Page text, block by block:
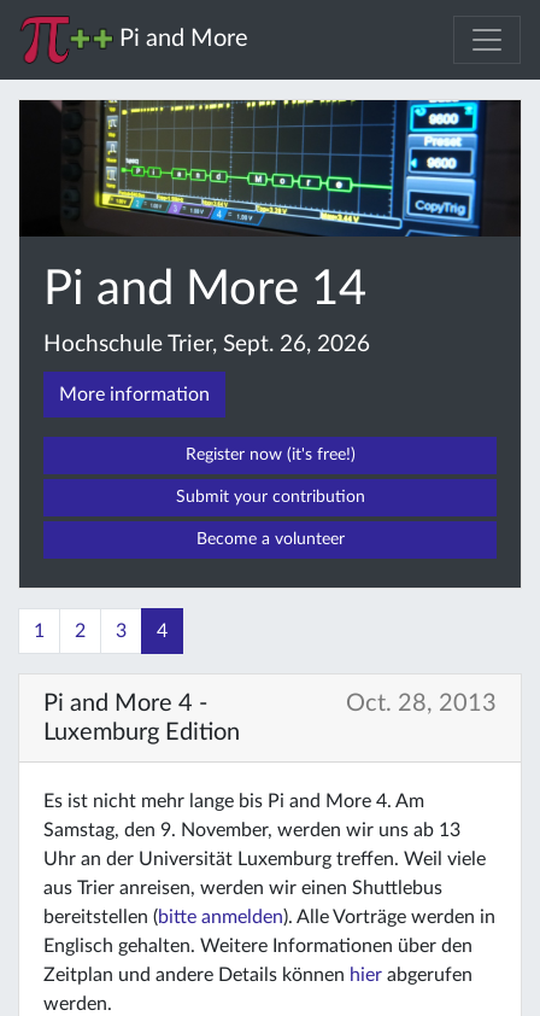
Pi and More
Pi and More 14
Hochschule Trier, Sept. 26, 2026
More information
Register now (it's free!)
Submit your contribution
Become a volunteer
1 2 3 4
Pi and More 4 -
Luxemburg Edition
Oct. 28, 2013
Es ist nicht mehr lange bis Pi and More 4. Am
Samstag, den 9. November, werden wir uns ab 13
Uhr an der Universität Luxemburg treffen. Weil viele
aus Trier anreisen, werden wir einen Shuttlebus
bereitstellen (bitte anmelden). Alle Vorträge werden in
Englisch gehalten. Weitere Informationen über den
Zeitplan und andere Details können hier abgerufen
werden.